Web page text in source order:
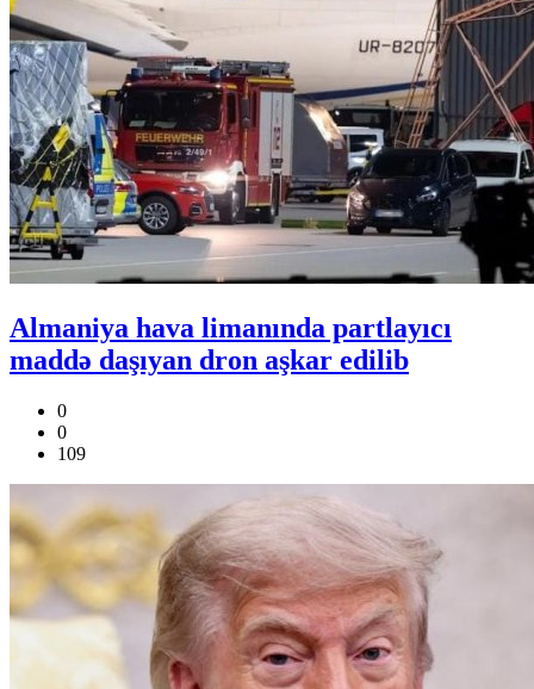
Almaniya hava limanında partlayıcı
maddə daşıyan dron aşkar edilib
0
0
109